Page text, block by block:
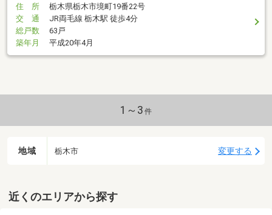
住 所
栃木県栃木市境町19番22号
交 通
JR両毛線 栃木駅 徒歩4分
総戸数
63戸
築年月
平成20年4月
1～3 件
地域 栃木市 変更する
近くのエリアから探す